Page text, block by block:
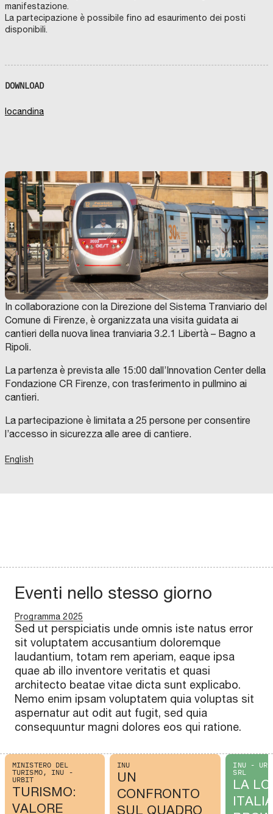
manifestazione.
La partecipazione è possibile fino ad esaurimento dei posti
disponibili.
DOWNLOAD
locandina
In collaborazione con la Direzione del Sistema Tranviario del
Comune di Firenze, è organizzata una visita guidata ai
cantieri della nuova linea tranviaria 3.2.1 Libertà – Bagno a
Ripoli.
La partenza è prevista alle 15:00 dall’Innovation Center della
Fondazione CR Firenze, con trasferimento in pullmino ai
cantieri.
La partecipazione è limitata a 25 persone per consentire
l’accesso in sicurezza alle aree di cantiere.
English
Eventi nello stesso giorno
Programma 2025
Sed ut perspiciatis unde omnis iste natus error
sit voluptatem accusantium doloremque
laudantium, totam rem aperiam, eaque ipsa
quae ab illo inventore veritatis et quasi
architecto beatae vitae dicta sunt explicabo.
Nemo enim ipsam voluptatem quia voluptas sit
aspernatur aut odit aut fugit, sed quia
consequuntur magni dolores eos qui ratione.
MINISTERO DEL
TURISMO, INU -
URBIT
TURISMO:
VALORE
INU
UN
CONFRONTO
SUL QUADRO
INU -
SRL
LA